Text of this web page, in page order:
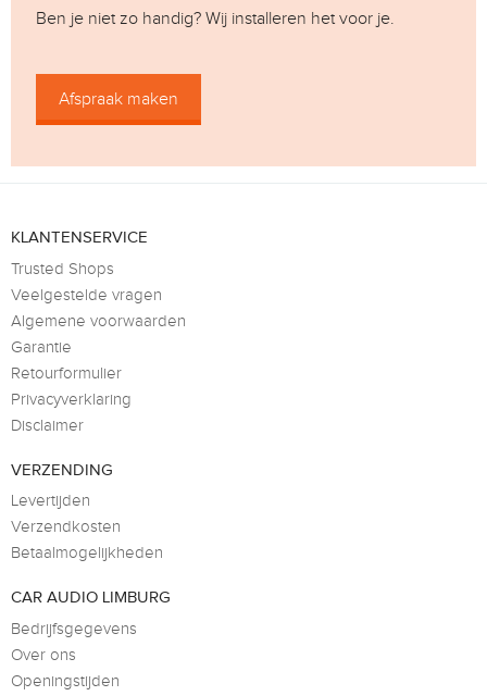
Ben je niet zo handig? Wij installeren het voor je.
Afspraak maken
KLANTENSERVICE
Trusted Shops
Veelgestelde vragen
Algemene voorwaarden
Garantie
Retourformulier
Privacyverklaring
Disclaimer
VERZENDING
Levertijden
Verzendkosten
Betaalmogelijkheden
CAR AUDIO LIMBURG
Bedrijfsgegevens
Over ons
Openingstijden